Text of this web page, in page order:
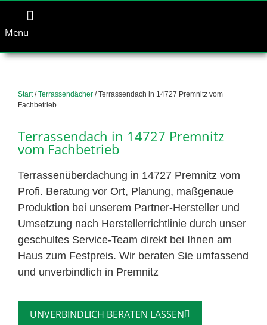
Menü
Start/Terrassendächer / Terrassendach in 14727 Premnitz vom
Fachbetrieb
Terrassendach in 14727 Premnitz
vom Fachbetrieb
Terrassenüberdachung in 14727 Premnitz vom
Profi. Beratung vor Ort, Planung, maßgenaue
Produktion bei unserem Partner-Hersteller und
Umsetzung nach Herstellerrichtlinie durch unser
geschultes Service-Team direkt bei Ihnen am
Haus zum Festpreis. Wir beraten Sie umfassend
und unverbindlich in Premnitz
UNVERBINDLICH BERATEN LASSEN